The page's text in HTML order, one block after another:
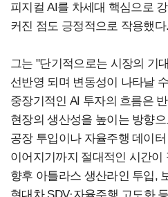
피지컬 AI를 차세대 핵심으로
커진 점도 긍정적으로 작용했다.
그는 "단기적으로는 시장의 기
선반영 되며 변동성이 나타날
중장기적인 AI 투자의 흐름은
현장의 생산성을 높이는 방향
공장 투입이나 자율주행 데이
이어지기까지 절대적인 시간이
향후 아틀라스 생산라인 투입,